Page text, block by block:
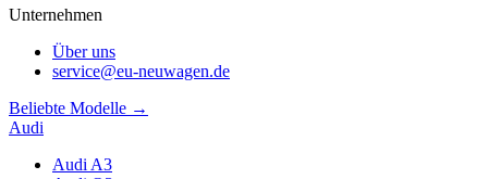
Unternehmen
Über uns
service@eu-neuwagen.de
Beliebte Modelle →
Audi
Audi A3